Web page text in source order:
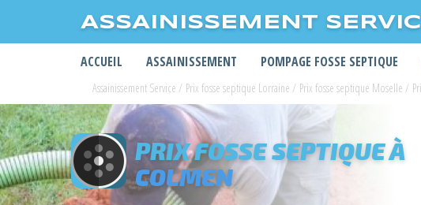
ASSAINISSEMENT
ACCUEIL ASSAINISSEMENT POMPAGE FOSSE SEPTIQUE
Assainissement Service / Prix fosse septique Lorraine / Prix fosse septique Moselle /
PRIX FOSSE SEPTIQUE À
COLMEN